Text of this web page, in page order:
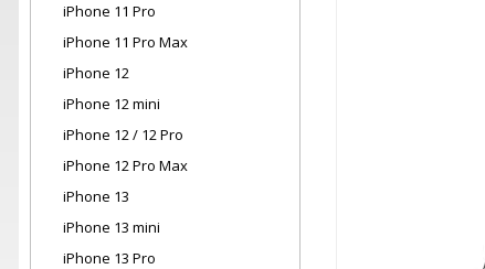
iPhone 11 Pro
iPhone 11 Pro Max
iPhone 12
iPhone 12 mini
iPhone 12 / 12 Pro
iPhone 12 Pro Max
iPhone 13
iPhone 13 mini
iPhone 13 Pro